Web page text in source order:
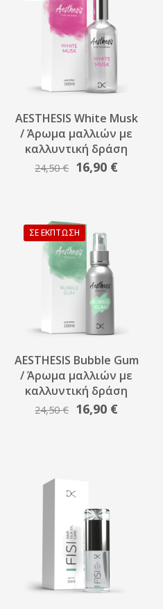
AESTHESIS White Musk
/ Άρωμα μαλλιών με
καλλυντική δράση
24,50€ Original
16,90 €Η
ΣΕ ΈΚΠΤΩΣΗ
AESTHESIS Bubble Gum
/ Άρωμα μαλλιών με
καλλυντική δράση
24,50€ Original
16,90 €Η